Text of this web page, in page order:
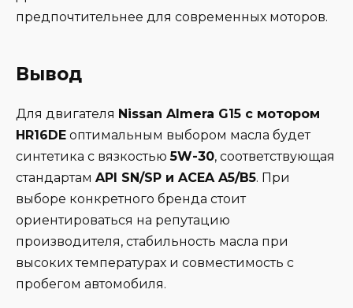
предпочтительнее для современных моторов.
Вывод
Для двигателя Nissan Almera G15 с мотором
HR16DE оптимальным выбором масла будет
синтетика с вязкостью5W-30, соответствующая
стандартам API SN/SP и ACEA A5/B5. При
выборе конкретного бренда стоит
ориентироваться на репутацию
производителя, стабильность масла при
высоких температурах и совместимость с
пробегом автомобиля.